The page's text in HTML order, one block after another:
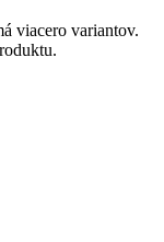
viacero variantov.